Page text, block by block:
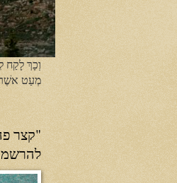
וְכָךְ לָקַח
מְעַט אשֶׁר
"קצר